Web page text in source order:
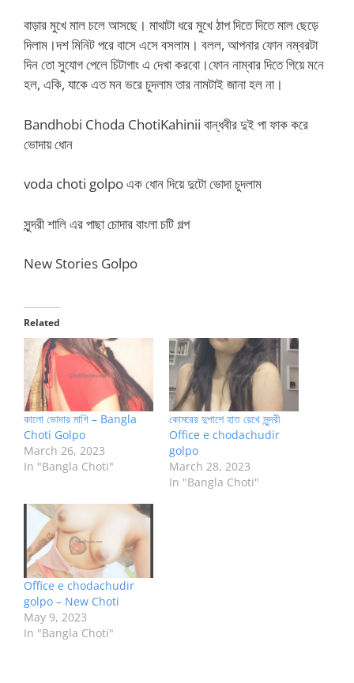
বাড়ার মুখে মাল চলে আসছে। মাথাটা ধরে মুখে ঠাপ দিতে দিতে মাল ছেড়ে
দিলাম।দশ মিনিট পরে বাসে এসে বসলাম। বলল, আপনার ফোন নম্বরটা
দিন তো সুযোগ পেলে চিটাগাং এ দেখা করবো।ফোন নাম্বার দিতে গিয়ে মনে
হল, একি, যাকে এত মন ভরে চুদলাম তার নামটাই জানা হল না।
Bandhobi Choda ChotiKahinii বান্ধবীর দুই পা ফাক করে
ভোদায় ধোন
voda choti golpo এক ধোন দিয়ে দুটো ভোদা চুদলাম
সুন্দরী শালি এর পাছা চোদার বাংলা চটি গল্প
New Stories Golpo
Related
কালো ভোদার মাগি – Bangla
Choti Golpo
March 26, 2023
In "Bangla Choti"
কোমরের দুপাশে হাত রেখে সুন্দরী
Office e chodachudir
golpo
March 28, 2023
In "Bangla Choti"
Office e chodachudir
golpo – New Choti
May 9, 2023
In "Bangla Choti"